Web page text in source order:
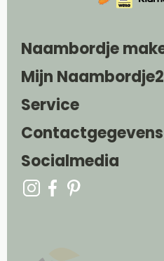
Naambordje
Mijn
Service
Contactgegevens
Socialmedia